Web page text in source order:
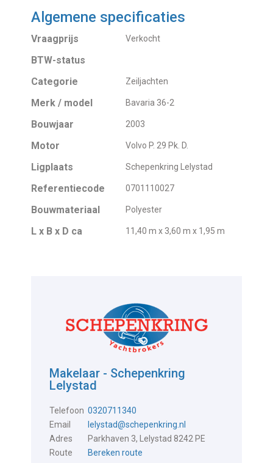
Algemene specificaties
Vraagprijs Verkocht
BTW-status
Categorie
Zeiljachten
Merk / model Bavaria 36-2
Bouwjaar 2003
Motor Volvo P. 29 Pk. D.
Ligplaats Schepenkring Lelystad
Referentiecode 0701110027
Bouwmateriaal Polyester
L x B x D ca 11,40 m x 3,60 m x 1,95 m
Makelaar - Schepenkring
Lelystad
Telefoon 0320711340
Email
lelystad@schepenkring.nl
Adres
Parkhaven 3, Lelystad 8242 PE
Route
Bereken route